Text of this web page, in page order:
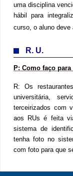
uma disciplina
hábil para
curso, o aluno
R. U.
P: Como faço
R: Os
universitária,
terceirizados com
aos RUs é feita
sistema de
tenha foto no
com foto para que